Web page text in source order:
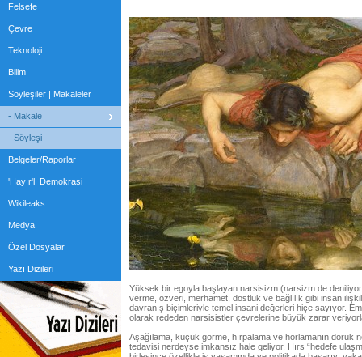
Felsefe
Çevre
Teknoloji
Bilim
Söyleşiler | Makaleler
- Makale
- Söyleşi
Belgeler/Raporlar
'Hayır'lı Demokrasi
Wikileaks
Medya
Özel Dosyalar
Yazı Dizileri
Yüksek bir egoyla başlayan narsisizm (narsizm de
verme, özveri, merhamet, dostluk ve bağlılık gibi insan
davranış biçimleriyle temel insani değerleri hiçe sayıyor.
olarak rededen narsisistler çevrelerine büyük zarar
Aşağılama, küçük görme, hırpalama ve horlamanın doruk
tedavisi nerdeyse imkansız hale geliyor. Hırs “hedefe